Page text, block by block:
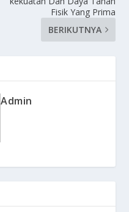
Fisik Yang Prima
BERIKUTNYA
Admin